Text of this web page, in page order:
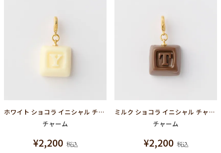
ホワイト ショコラ イニシャル チャーム/Y
チャーム
¥2,200 税込
ミルク ショコラ イニシャル チャーム/T
チャーム
¥2,200 税込